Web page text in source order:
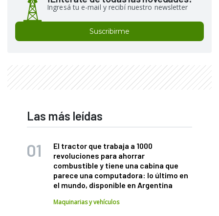
Ingresá tu e-mail y recibí nuestro newsletter
Suscribirme
Las más leídas
El tractor que trabaja a 1000
revoluciones para ahorrar
combustible y tiene una cabina que
parece una computadora: lo último en
el mundo, disponible en Argentina
Maquinarias y vehículos